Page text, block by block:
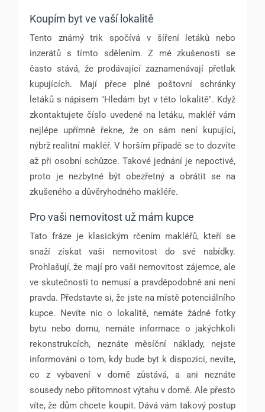
Koupím byt ve vaší lokalitě
Tento známý trik spočívá v šíření letáků nebo
inzerátů s tímto sdělením. Z mé zkušenosti se
často stává, že prodávající zaznamenávají přetlak
kupujících. Mají přece plné poštovní schránky
letáků s nápisem "Hledám byt v této lokalitě". Když
zkontaktujete číslo uvedené na letáku, makléř vám
nejlépe upřímně řekne, že on sám není kupující,
nýbrž realitní makléř. V horším případě se to dozvíte
až při osobní schůzce. Takové jednání je nepoctivé,
proto je nezbytné být obezřetný a obrátit se na
zkušeného a důvěryhodného makléře.
Pro vaši nemovitost už mám kupce
Tato fráze je klasickým rčením makléřů, kteří se
snaží získat vaši nemovitost do své nabídky.
Prohlašují, že mají pro vaši nemovitost zájemce, ale
ve skutečnosti to nemusí a pravděpodobně ani není
pravda. Představte si, že jste na místě potenciálního
kupce. Nevíte nic o lokalitě, nemáte žádné fotky
bytu nebo domu, nemáte informace o jakýchkoli
rekonstrukcích, neznáte měsíční náklady, nejste
informováni o tom, kdy bude byt k dispozici, nevíte,
co z vybavení v domě zůstává, a ani neznáte
sousedy nebo přítomnost výtahu v domě. Ale přesto
víte, že dům chcete koupit. Dává vám takový postup